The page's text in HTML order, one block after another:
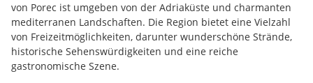
von Porec ist umgeben von der Adriaküste und charmanten
mediterranen Landschaften. Die Region bietet eine Vielzahl
von Freizeitmöglichkeiten, darunter wunderschöne Strände,
historische Sehenswürdigkeiten und eine reiche
gastronomische Szene.